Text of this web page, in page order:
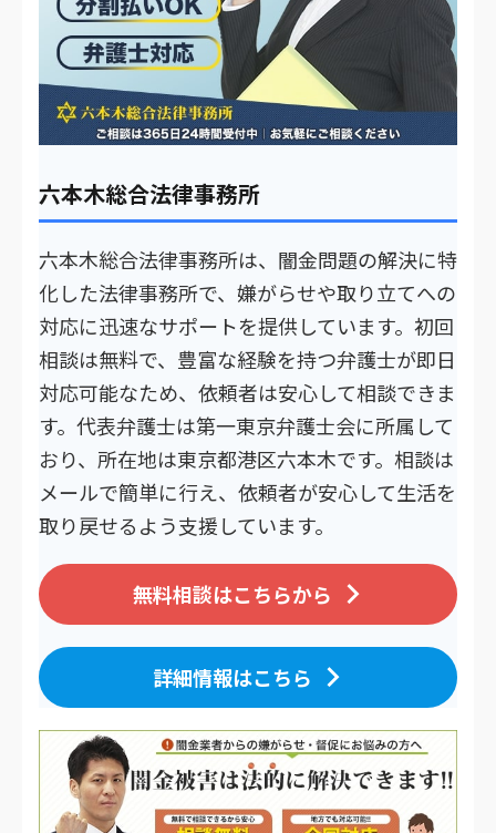
六本木総合法律事務所
六本木総合法律事務所は、闇金問題の解決に特
化した法律事務所で、嫌がらせや取り立てへの
対応に迅速なサポートを提供しています。初回
相談は無料で、豊富な経験を持つ弁護士が即日
対応可能なため、依頼者は安心して相談できま
す。代表弁護士は第一東京弁護士会に所属して
おり、所在地は東京都港区六本木です。相談は
メールで簡単に行え、依頼者が安心して生活を
取り戻せるよう支援しています。
無料相談はこちらから
詳細情報はこちら